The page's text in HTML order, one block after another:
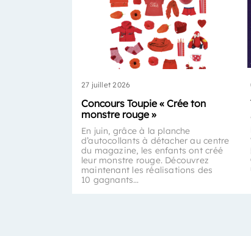
27 juillet 2026
Concours Toupie « Crée ton
monstre rouge »
En juin, grâce à la planche
d’autocollants à détacher au centre
du magazine, les enfants ont créé
leur monstre rouge. Découvrez
maintenant les réalisations des
10 gagnants…